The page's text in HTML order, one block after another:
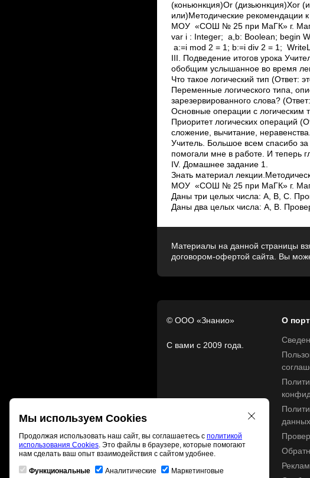
(коньюнкция)Or (дизьюнкция)Xor
или)Методические рекомендации
МОУ «СОШ № 25 при МаГК» г.
var i : Integer; a,b: Boolean;
a:=i mod 2 = 1; b:=i div 2 = 1;
III. Подведение итогов урока
обобщим услышанное во время
Что такое логический тип (Ответ:
Переменные логического типа,
зарезервированного слова?
Основные операции с логическим
Приоритет логических операций
сложение, вычитание,
Учитель. Большое всем спасибо
помогали мне в работе. И теперь
IV. Домашнее задание 1.
Знать материал
МОУ «СОШ № 25 при МаГК» г.
Даны три целых числа: A, B, C.
Даны два целых числа: A, B.
Материалы на данной страницы
договором-офертой сайта. Вы
© ООО «Знанио»
С вами с 2009 года.
О
данных
Мы используем Cookies
Продолжая использовать наш сайт, вы соглашаетесь с политикой
использования Cookies. Это файлы в браузере, которые помогают
нам сделать ваш опыт взаимодействия с сайтом удобнее.
Функциональные Аналитические Маркетинговые